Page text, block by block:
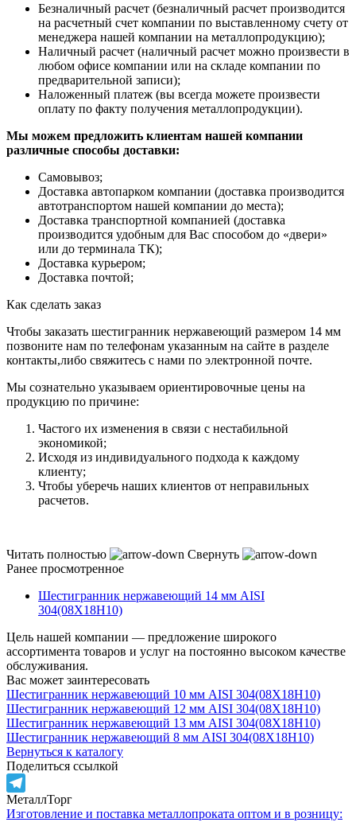
Безналичный расчет (безналичный расчет производится
на расчетный счет компании по выставленному счету от
менеджера нашей компании на металлопродукцию);
Наличный расчет (наличный расчет можно произвести в
любом офисе компании или на складе компании по
предварительной записи);
Наложенный платеж (вы всегда можете произвести
оплату по факту получения металлопродукции).
Мы можем предложить клиентам нашей компании
различные способы доставки:
Самовывоз;
Доставка автопарком компании (доставка производится
автотранспортом нашей компании до места);
Доставка транспортной компанией (доставка
производится удобным для Вас способом до «двери»
или до терминала ТК);
Доставка курьером;
Доставка почтой;
Как сделать заказ
Чтобы заказать шестигранник нержавеющий размером 14 мм
позвоните нам по телефонам указанным на сайте в разделе
контакты,либо свяжитесь с нами по электронной почте.
Мы сознательно указываем ориентировочные цены на
продукцию по причине:
Частого их изменения в связи с нестабильной
экономикой;
Исходя из индивидуального подхода к каждому
клиенту;
Чтобы уберечь наших клиентов от неправильных
расчетов.
Читать полностью
Свернуть
Ранее просмотренное
Шестигранник нержавеющий 14 мм AISI
304(08Х18Н10)
Цель нашей компании — предложение широкого
ассортимента товаров и услуг на постоянно высоком качестве
обслуживания.
Вас может заинтересовать
Шестигранник нержавеющий 10 мм AISI 304(08Х18Н10)
Шестигранник нержавеющий 12 мм AISI 304(08Х18Н10)
Шестигранник нержавеющий 13 мм AISI 304(08Х18Н10)
Шестигранник нержавеющий 8 мм AISI 304(08Х18Н10)
Вернуться к каталогу
Поделиться ссылкой
Telegram
МеталлТорг
Изготовление и поставка металлопроката оптом и в розницу: